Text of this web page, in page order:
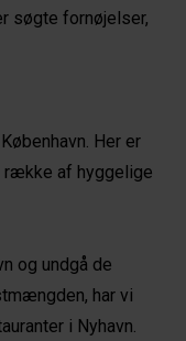
søgte fornøjelser,
Her er
række af hyggelige
og undgå de
har vi
i Nyhavn.